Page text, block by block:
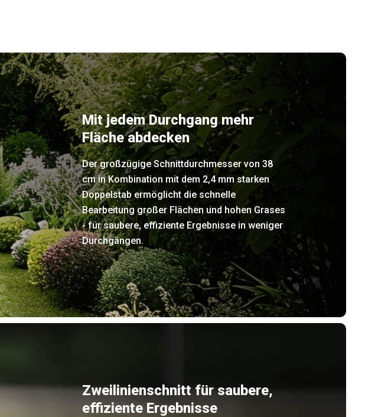
Mit jedem Durchgang mehr
Fläche abdecken
Der großzügige Schnittdurchmesser von 38
cm in Kombination mit dem 2,4 mm starken
Doppelstab ermöglicht die schnelle
Bearbeitung großer Flächen und hohen Grases
- für saubere, effiziente Ergebnisse in weniger
Durchgängen.
Zweilinienschnitt für saubere,
effiziente Ergebnisse